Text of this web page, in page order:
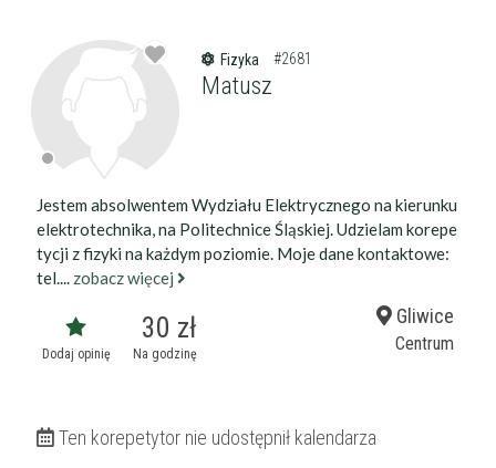
Fizyka #2681
Matusz
Jestem absolwentem Wydziału Elektrycznego na kierunku
elektrotechnika, na Politechnice Śląskiej. Udzielam korepe
tycji z fizyki na każdym poziomie. Moje dane kontaktowe:
tel.... zobacz więcej
Dodaj opinię
30 zł
Na godzinę
Gliwice
Centrum
Ten korepetytor nie udostępnił kalendarza